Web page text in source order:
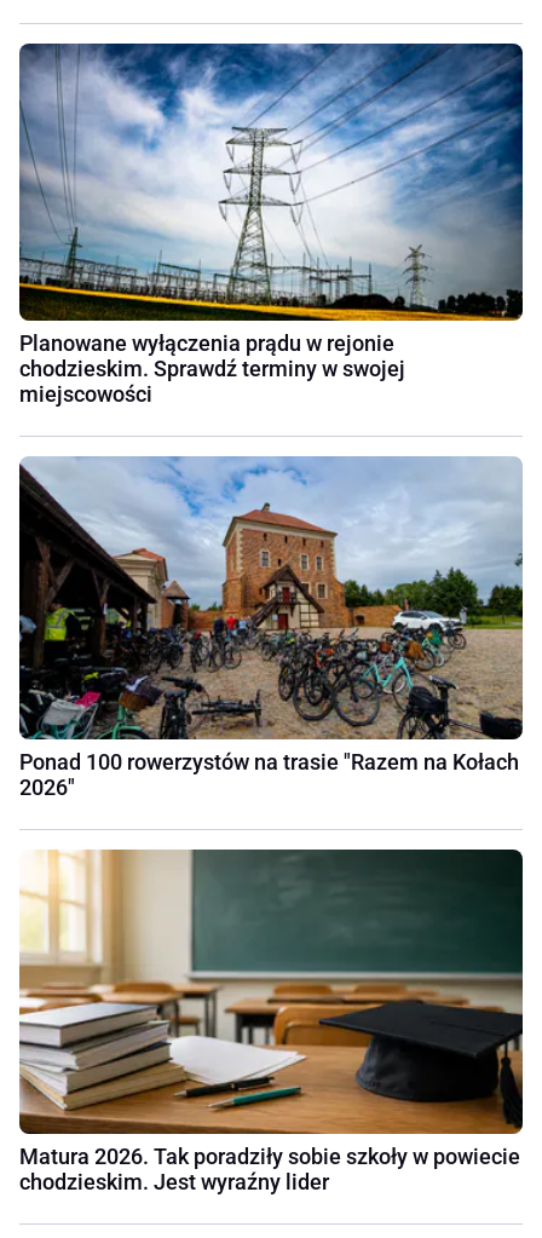
Planowane wyłączenia prądu w rejonie
chodzieskim. Sprawdź terminy w swojej
miejscowości
Ponad 100 rowerzystów na trasie "Razem na Kołach
2026"
Matura 2026. Tak poradziły sobie szkoły w powiecie
chodzieskim. Jest wyraźny lider